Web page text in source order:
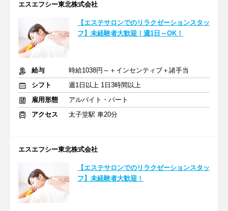
エスエフシー東北株式会社
【エステサロンでのリラクゼーションスタッ
フ】未経験者大歓迎！週1日～OK！
給与
時給1038円～＋インセンティブ＋諸手当
シフト
週1日以上 1日3時間以上
雇用形態
アルバイト・パート
アクセス
太子堂駅 車20分
エスエフシー東北株式会社
【エステサロンでのリラクゼーションスタッ
フ】未経験者大歓迎！